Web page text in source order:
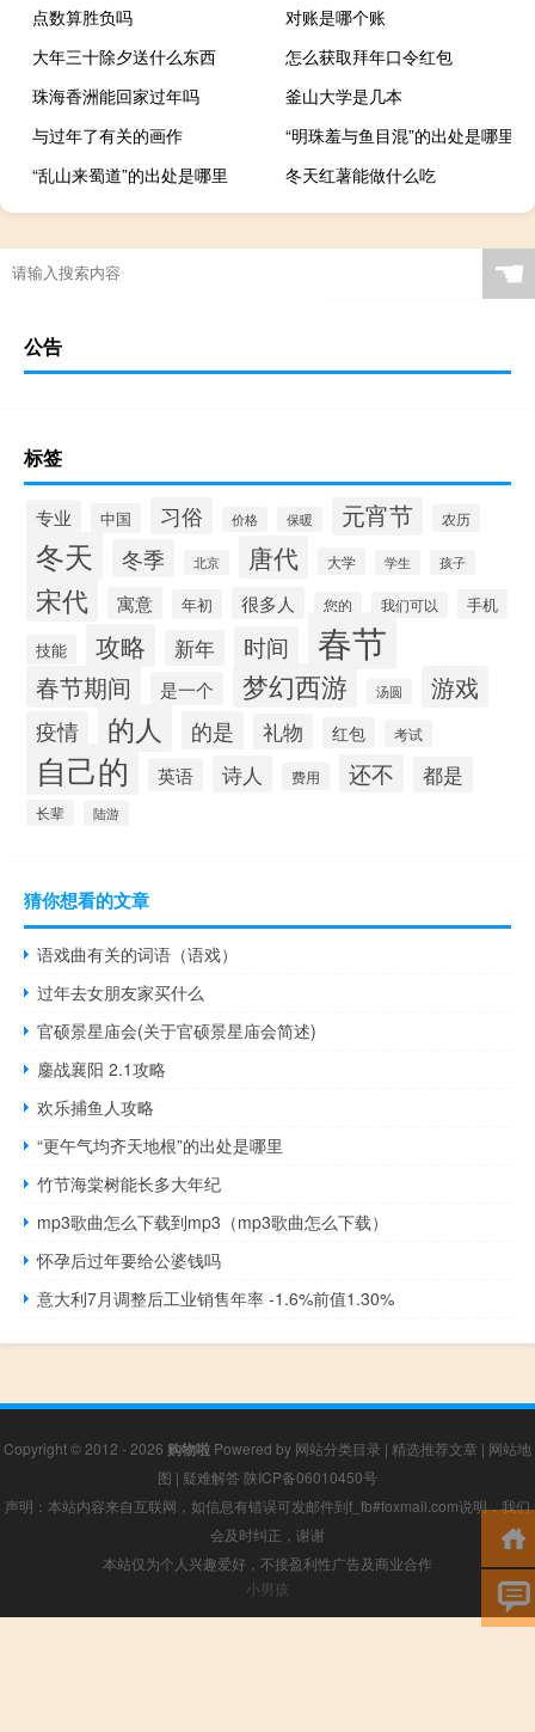
点数算胜负吗
对账是哪个账
大年三十除夕送什么东西
怎么获取拜年口令红包
珠海香洲能回家过年吗
釜山大学是几本
与过年了有关的画作
“明珠羞与鱼目混”的出处是哪里
“乱山来蜀道”的出处是哪里
冬天红薯能做什么吃
☚
公告
标签
专业 中国 习俗 价格 保暖 元宵节 农历
冬天 冬季 北京 唐代 大学 学生 孩子
宋代 寓意 年初 很多人 您的 我们可以
手机
技能
攻略 新年 时间 春节
春节期间 是一个 梦幻西游 汤圆 游戏
疫情 的人 的是 礼物 红包 考试
自己的 英语 诗人 费用 还不 都是
长辈 陆游
猜你想看的文章
语戏曲有关的词语（语戏）
过年去女朋友家买什么
官硕景星庙会(关于官硕景星庙会简述)
鏖战襄阳 2.1攻略
欢乐捕鱼人攻略
“更午气均齐天地根”的出处是哪里
竹节海棠树能长多大年纪
mp3歌曲怎么下载到mp3（mp3歌曲怎么下载）
怀孕后过年要给公婆钱吗
意大利7月调整后工业销售年率 -1.6%前值1.30%
Copyright © 2012 - 2026 购物啦 Powered by 网站分类目录 | 精选推荐文章 | 网站地
图 | 疑难解答 陕ICP备06010450号
声明：本站内容来自互联网，如信息有错误可发邮件到f_fb#foxmail.com说明，我们
会及时纠正，谢谢
本站仅为个人兴趣爱好，不接盈利性广告及商业合作
小男孩